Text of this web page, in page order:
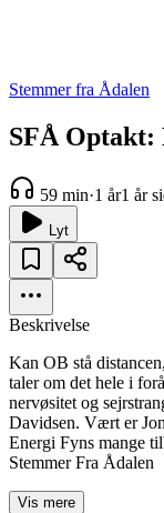
Stemmer fra Ådalen
SFÅ Optakt:
59 min·1 år1 år
Lyt
Beskrivelse
Kan OB stå
taler om det hele i
nervøsitet og
Davidsen. Vært er
Energi Fyns mange
Stemmer Fra Ådalen
Vis mere